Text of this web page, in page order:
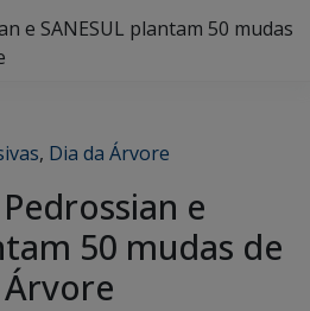
e SANESUL plantam 50 mudas
, Dia da Árvore
e
50 mudas de